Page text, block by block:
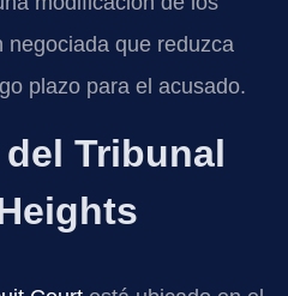
que reduzca
plazo para el acusado.
Tribunal